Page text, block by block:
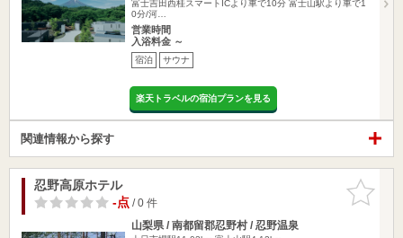
富士吉田西桂スマートICより車で10分 富士山駅より車で1
0分/河…
営業時間
入浴料金 ～
宿泊 サウナ
楽天トラベルの宿泊プランを見る
関連情報から探す
お気に入
りに追加
忍野高原ホテル
-点/ 0 件
山梨県 / 南都留郡忍野村 / 忍野温泉